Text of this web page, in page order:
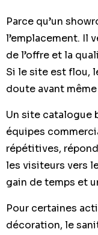
Parce qu’un
l’emplacement. Il
de l’offre et la
Si le site est flou,
doute avant
Un site catalogue
équipes
répétitives,
les visiteurs vers
gain de temps et
Pour certaines
décoration, le